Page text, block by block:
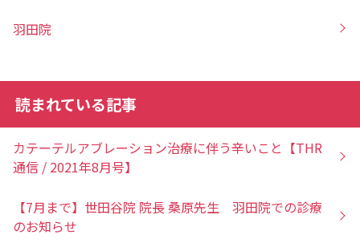
羽田院
読まれている記事
カテーテルアブレーション治療に伴う辛いこと【THR
通信 / 2021年8月号】
【7月まで】世田谷院 院長 桑原先生 羽田院での診療
のお知らせ